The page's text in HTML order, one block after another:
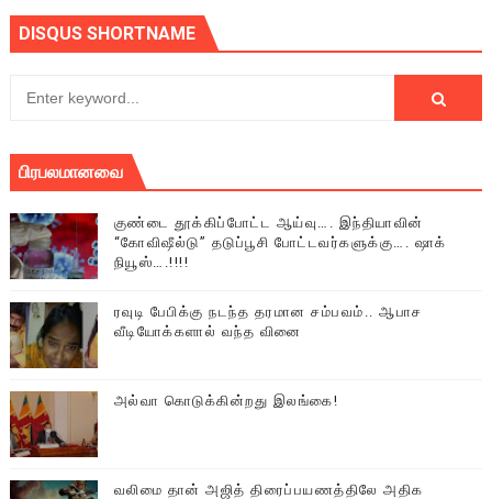
DISQUS SHORTNAME
பிரபலமானவை
குண்டை தூக்கிப்போட்ட ஆய்வு…. இந்தியாவின்
“கோவிஷீல்டு” தடுப்பூசி போட்டவர்களுக்கு…. ஷாக்
நியூஸ்….!!!!
ரவுடி பேபிக்கு நடந்த தரமான சம்பவம்.. ஆபாச
வீடியோக்களால் வந்த வினை
அல்வா கொடுக்கின்றது இலங்கை!
வலிமை தான் அஜித் திரைப்பயணத்திலே அதிக